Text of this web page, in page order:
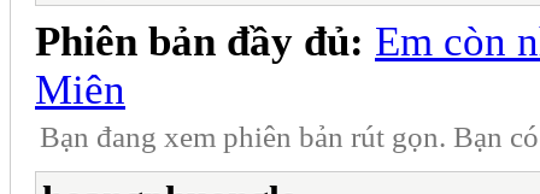
Phiên bản đầy đủ: Em còn
Miên
Bạn đang xem phiên bản rút gọn. Bạn